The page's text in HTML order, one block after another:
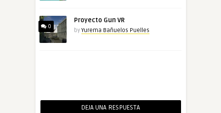
0
Proyecto Gun VR
by Yurema Bañuelos Puelles
DEJA UNA RESPUESTA